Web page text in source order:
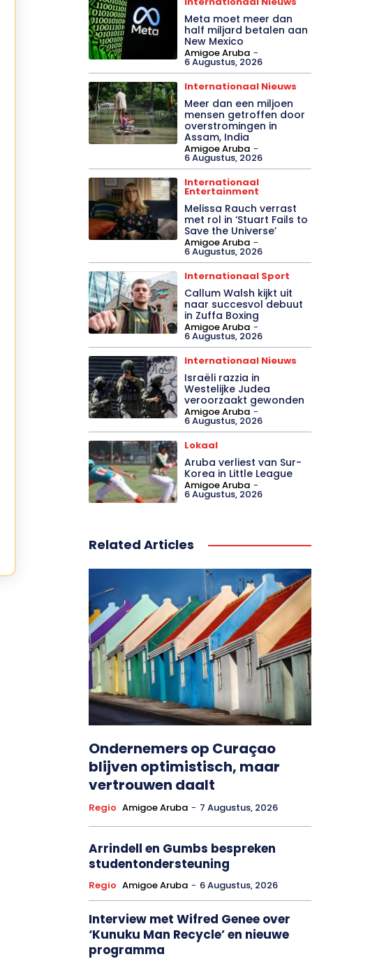
Meta moet meer dan
half miljard betalen aan
New Mexico
Amigoe Aruba -
6 Augustus, 2026
Internationaal Nieuws
Meer dan een miljoen
mensen getroffen door
overstromingen in
Assam, India
Amigoe Aruba -
6 Augustus, 2026
Internationaal
Entertainment
Melissa Rauch verrast
met rol in ‘Stuart Fails to
Save the Universe’
Amigoe Aruba -
6 Augustus, 2026
Internationaal Sport
Callum Walsh kijkt uit
naar succesvol debuut
in Zuffa Boxing
Amigoe Aruba -
6 Augustus, 2026
Internationaal Nieuws
Israëli razzia in
Westelijke Judea
veroorzaakt gewonden
Amigoe Aruba -
6 Augustus, 2026
Lokaal
Aruba verliest van Sur-
Korea in Little League
Amigoe Aruba -
6 Augustus, 2026
Related Articles
Ondernemers op Curaçao
blijven optimistisch, maar
vertrouwen daalt
Regio Amigoe Aruba - 7 Augustus, 2026
Arrindell en Gumbs bespreken
studentondersteuning
Regio Amigoe Aruba - 6 Augustus, 2026
Interview met Wifred Genee over
‘Kunuku Man Recycle’ en nieuwe
programma